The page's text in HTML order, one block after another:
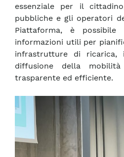
essenziale per il
pubbliche e gli operatori
Piattaforma, è
informazioni utili per
infrastrutture di ricarica,
diffusione della
trasparente ed efficiente.